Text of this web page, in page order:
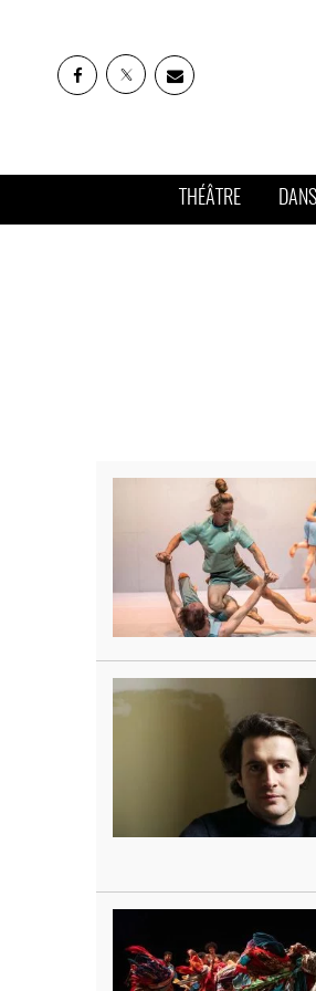
THÉÂTRE
« Foreshadow »
Valérian Guillaume crée «
Célestins – Théâtre de Lyon
La Biennale de la Danse de